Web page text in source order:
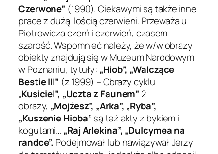
Czerwone” (1990). Ciekawymi są także inne
prace z dużą ilością czerwieni. Przeważa u
Piotrowicza czerń i czerwień, czasem
szarość. Wspomnieć należy, że w/w obrazy
obiekty znajdują się w Muzeum Narodowym
w Poznaniu, tytuły: „Hiob”, „Walczące
Bestie III” (z 1999) – Obrazy cyklu
„Kusiciel”, „Uczta z Faunem” 2
obrazy, „Mojżesz”, „Arka”, „Ryba”,
„Kuszenie Hioba”są też akty z bykiem i
kogutami… „Raj Arlekina”, „Dulcymea na
randce”. Podejmował lub nawiązywał Jerzy